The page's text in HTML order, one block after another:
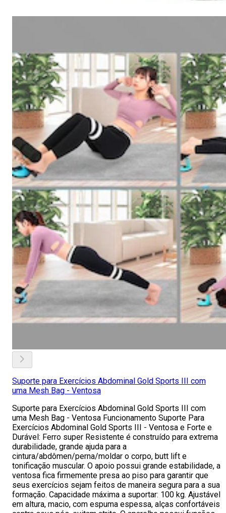
Suporte para Exercícios Abdominal Gold Sports III com
uma Mesh Bag - Ventosa
Suporte para Exercícios Abdominal Gold Sports III com
uma Mesh Bag - Ventosa Funcionamento Suporte Para
Exercícios Abdominal Gold Sports III - Ventosa e Forte e
Durável: Ferro super Resistente é construído para extrema
durabilidade, grande ajuda para a
cintura/abdômen/perna/moldar o corpo, butt lift e
tonificação muscular. O apoio possui grande estabilidade, a
ventosa fica firmemente presa ao piso para garantir que
seus exercícios sejam feitos de maneira segura para a sua
formação. Capacidade máxima a suportar: 100 kg. Ajustável
em altura, macio, com espuma espessa, alças confortáveis